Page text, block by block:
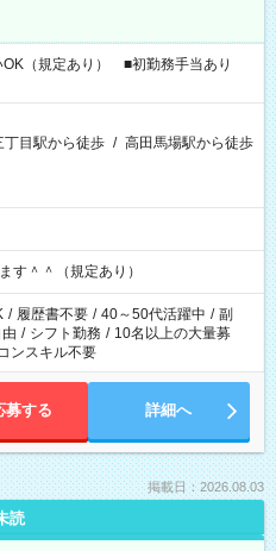
（規定あり） ■初勤務手当あり
丁目駅から徒歩 / 高田馬場駅から徒歩
＾＾（規定あり）
/ 履歴書不要 / 40～50代活躍中 / 副
/ シフト勤務 / 10名以上の大量募
ンスキル不要
募する 詳細へ
掲載日：2026.08.03
読